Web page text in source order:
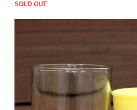
SOLD OUT